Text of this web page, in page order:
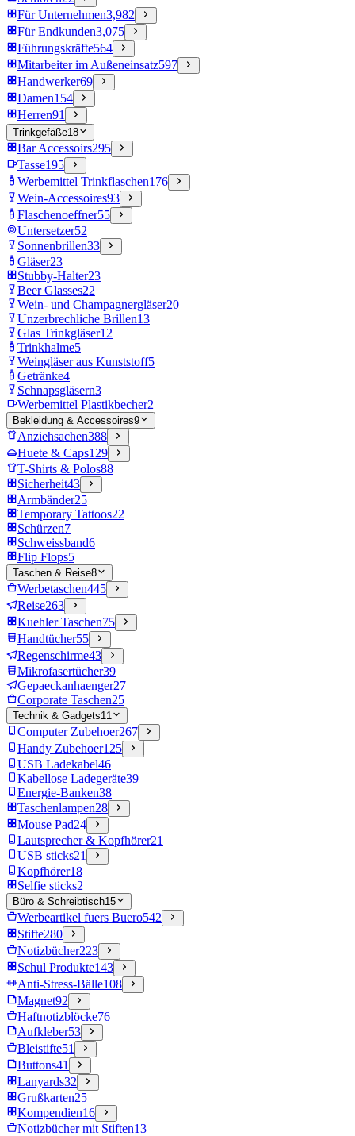
Für Unternehmen3,982
Für Endkunden3,075
Führungskräfte564
Mitarbeiter im Außeneinsatz597
Handwerker69
Damen154
Herren91
Trinkgefäße18
Bar Accessoirs295
Tasse195
Werbemittel Trinkflaschen176
Wein-Accessoires93
Flaschenoeffner55
Untersetzer52
Sonnenbrillen33
Gläser23
Stubby-Halter23
Beer Glasses22
Wein- und Champagnergläser20
Unzerbrechliche Brillen13
Glas Trinkgläser12
Trinkhalme5
Weingläser aus Kunststoff5
Getränke4
Schnapsgläsern3
Werbemittel Plastikbecher2
Bekleidung & Accessoires9
Anziehsachen388
Huete & Caps129
T-Shirts & Polos88
Sicherheit43
Armbänder25
Temporary Tattoos22
Schürzen7
Schweissband6
Flip Flops5
Taschen & Reise8
Werbetaschen445
Reise263
Kuehler Taschen75
Handtücher55
Regenschirme43
Mikrofasertücher39
Gepaeckanhaenger27
Corporate Taschen25
Technik & Gadgets11
Computer Zubehoer267
Handy Zubehoer125
USB Ladekabel46
Kabellose Ladegeräte39
Energie-Banken38
Taschenlampen28
Mouse Pad24
Lautsprecher & Kopfhörer21
USB sticks21
Kopfhörer18
Selfie sticks2
Büro & Schreibtisch15
Werbeartikel fuers Buero542
Stifte280
Notizbücher223
Schul Produkte143
Anti-Stress-Bälle108
Magnet92
Haftnotizblöcke76
Aufkleber53
Bleistifte51
Buttons41
Lanyards32
Grußkarten25
Kompendien16
Notizbücher mit Stiften13